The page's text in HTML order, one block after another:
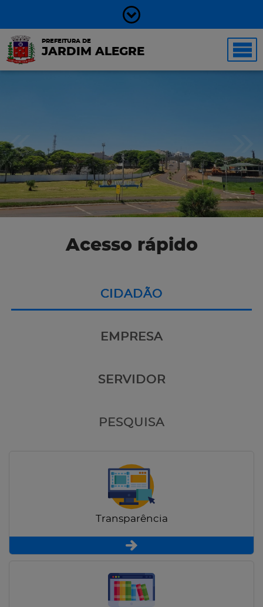
PREFEITURA DE
JARDIM ALEGRE
Acesso rápido
CIDADÃO
EMPRESA
SERVIDOR
PESQUISA
Transparência